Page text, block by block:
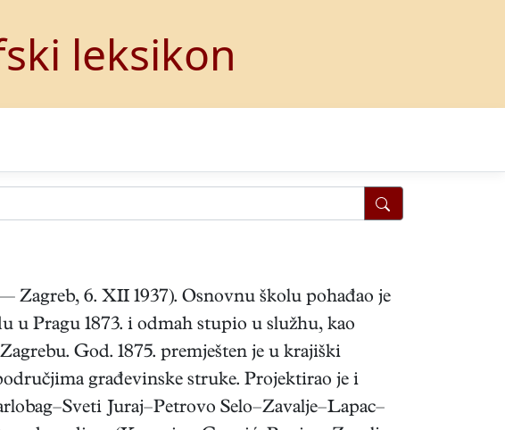
leksikon
Zagreb, 6. XII 1937). Osnovnu školu pohađao je
u Pragu 1873. i odmah stupio u služhu, kao
God. 1875. premješten je u krajiški
građevinske struke. Projektirao je i
Juraj–Petrovo Selo–Zavalje–Lapac–